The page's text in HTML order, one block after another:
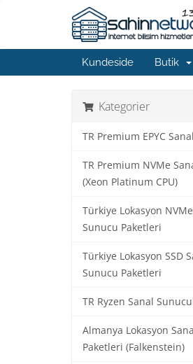
Kundeside Butik
Kategorier
TR Premium EPYC
TR Premium NVMe
(Xeon Platinum CPU)
Türkiye Lokasyon
Sunucu Paketleri
Türkiye Lokasyon SSD
Sunucu Paketleri
TR Ryzen Sanal
Almanya Lokasyon
Paketleri (Falkenstein)